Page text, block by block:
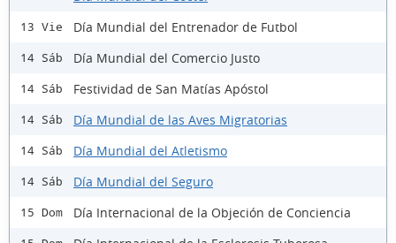
13 Vie Día Mundial del Entrenador de Futbol
14 Sáb Día Mundial del Comercio Justo
14 Sáb Festividad de San Matías Apóstol
14 Sáb Día Mundial de las Aves Migratorias
14 Sáb Día Mundial del Atletismo
14 Sáb Día Mundial del Seguro
15 Dom Día Internacional de la Objeción de Conciencia